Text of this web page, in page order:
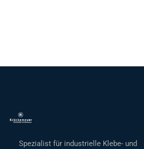
Spezialist für industrielle Klebe- und